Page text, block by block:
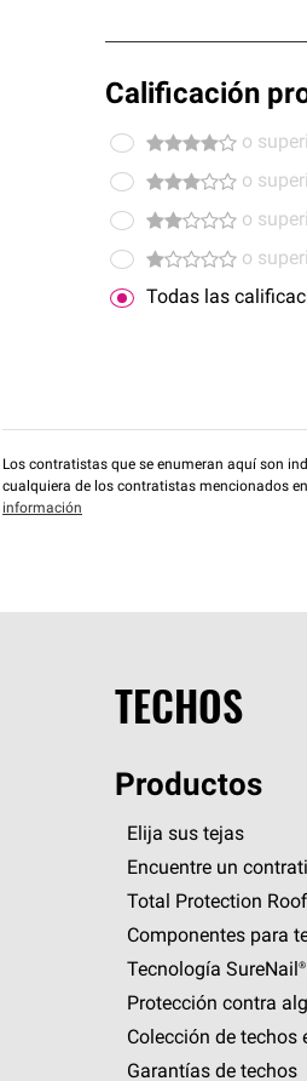
Calificación
o
o
o
o
Todas las
Los contratistas que se enumeran aquí son
cualquiera de los contratistas mencionados
información
TECHOS
Productos
Elija sus tejas
Encuentre un
Total Protection
Componentes para
Tecnología SureNail®
Protección contra
Colección de techos
Garantías de techos